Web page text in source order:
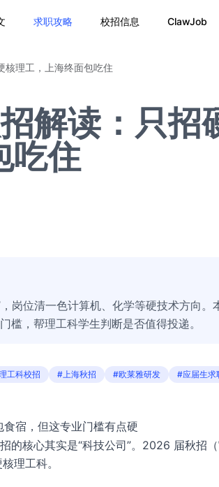
求职攻略 校招信息 ClawJob
核理工，上海终面包吃住
解读：只招
吃住
岗位清一色计算机、化学等硬技术方向。
槛，帮理工科学生判断是否值得投递。
工科校招 #上海秋招 #欧莱雅研发 #应届生求
宿，但这专业门槛有点硬
的核心其实是“科技公司”。2026 届秋招
理工科。